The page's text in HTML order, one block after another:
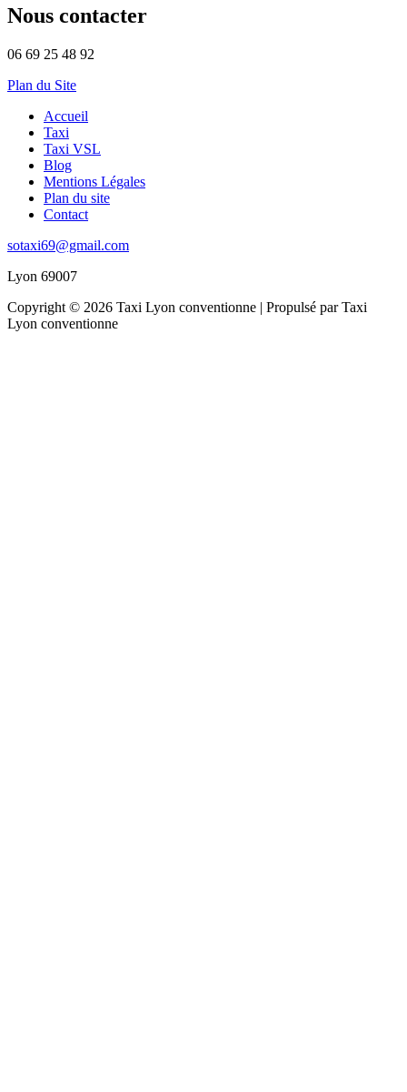
Nous contacter
06 69 25 48 92
Plan du Site
Accueil
Taxi
Taxi VSL
Blog
Mentions Légales
Plan du site
Contact
sotaxi69@gmail.com
Lyon 69007
Copyright © 2026 Taxi Lyon conventionne | Propulsé par Taxi
Lyon conventionne